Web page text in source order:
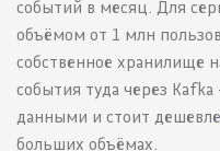
событий в месяц. Для
объёмом от 1 млн
собственное хранилище
события туда через
данными и стоит дешевле
больших объёмах.